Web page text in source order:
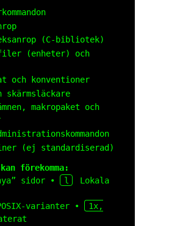
(C-bibliotek)
(enheter) och
och konventioner
skärmsläckare
makropaket och
(ej standardiserad)
förekomma:
sidor • l
Lokala
varianter •
1x,